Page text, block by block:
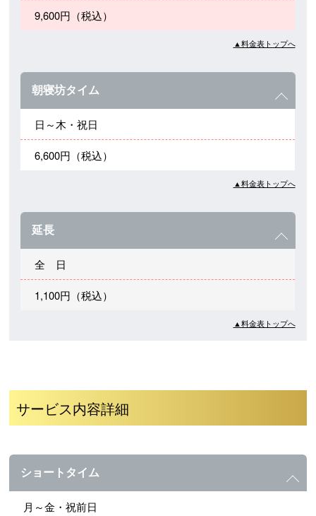
9,600円（税込）
▲料金表トップへ
朝寝坊タイム
日～木・祝日
6,600円（税込）
▲料金表トップへ
延長
全 日
1,100円（税込）
▲料金表トップへ
サービス内容詳細
ショートタイム
月～金・祝前日